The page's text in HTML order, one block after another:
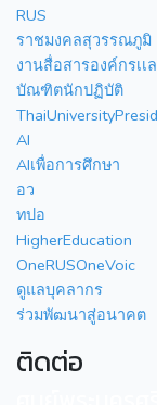
RUS
ราชมงคลสุวรรณภูมิ
งานสื่อสารองค์กรเเ
บัณฑิตนักปฏิบัติ
AI
AIเพื่อการศึกษา
อว
ทปอ
HigherEducation
OneRUSOneVoic
ดูแลบุคลากร
ร่วมพัฒนาสู่อนาคต
ติดต่อ